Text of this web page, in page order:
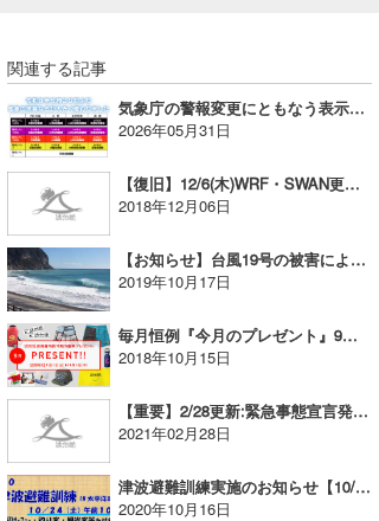
関連する記事
気象庁の警報変更にともなう表示・配色変更のお知らせ
2026年05月31日
【復旧】12/6(木)WRF・SWAN更新遅延のお知らせとお詫び
2018年12月06日
【お知らせ】台風19号の被害による新島の波情報の一時休止について
2019年10月17日
毎月恒例『今月のプレゼント』9月度当選者発表！
2018年10月15日
【重要】2/28更新:緊急事態宣言発出時における波伝説のサービス提供に関しまして
2021年02月28日
津波避難訓練実施のお知らせ【10/24 @赤羽根ロングビーチ】
2020年10月16日
大野”MAR”修聖
喜納海人
H
KID
KOBU
KY
MIN
mitz
OYZ
S.K
Soulman